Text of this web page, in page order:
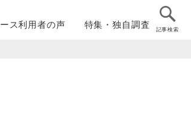
ス利用者の声 特集・独自調査 記事検索